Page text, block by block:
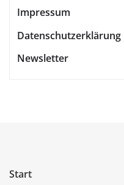
Impressum
Datenschutzerklärung
Newsletter
Start